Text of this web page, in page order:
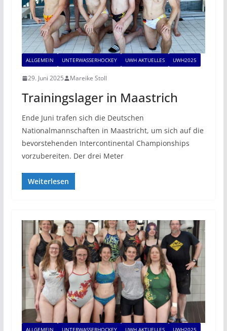
ALLGEMEIN UNTERWASSERHOCKEY UWH AKTUELLES UWH2025
29. Juni 2025 Mareike Stoll
Trainingslager in Maastrich
Ende Juni trafen sich die Deutschen
Nationalmannschaften in Maastricht, um sich auf die
bevorstehenden Intercontinental Championships
vorzubereiten. Der drei Meter
Weiterlesen
ALLGEMEIN UNTERWASSERHOCKEY UWH AKTUELLES UWH2025